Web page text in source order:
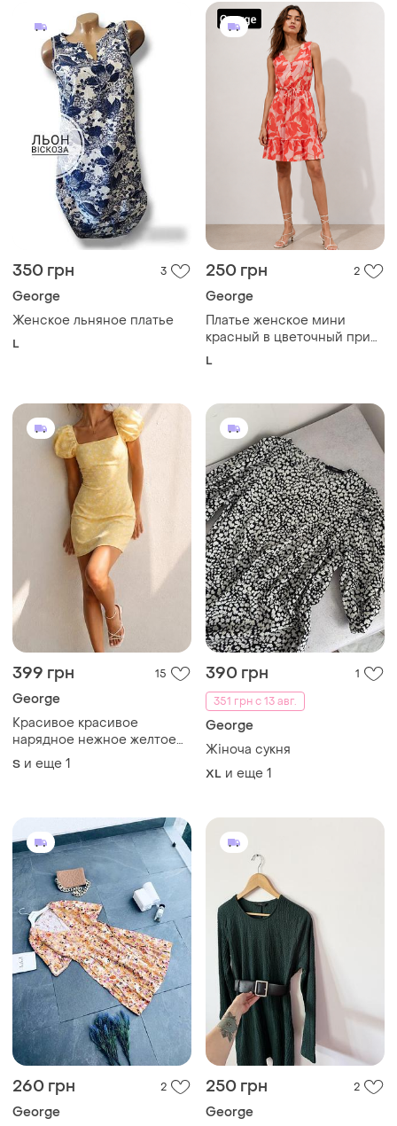
350 грн 3
George
Женское льняное платье
L
250 грн 2
George
Платье женское мини
красный в цветочный принт
от бренда george 16
L
399 грн 15
George
Красивое красивое
нарядное нежное желтое
платье платья платье из
сетки по фигуре
S и еще 1
390 грн
1
351 грн с 13 авг.
George
Жіноча сукня
XL и еще 1
260 грн 2
George
250 грн 2
George